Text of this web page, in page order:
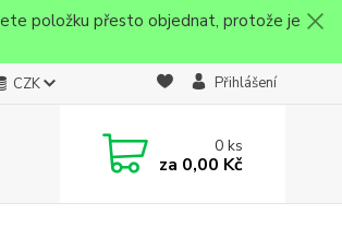
položku přesto objednat, protože je
CZK Přihlášení
0ks
za 0,00 Kč